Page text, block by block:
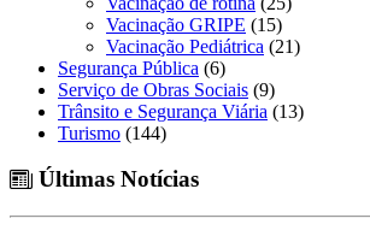
Vacinação GRIPE (15)
Vacinação Pediátrica (21)
Segurança Pública (6)
Serviço de Obras Sociais (9)
Trânsito e Segurança Viária (13)
Turismo (144)
Últimas Notícias